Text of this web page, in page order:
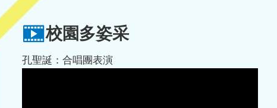
校園多姿采
孔聖誕：合唱團表演